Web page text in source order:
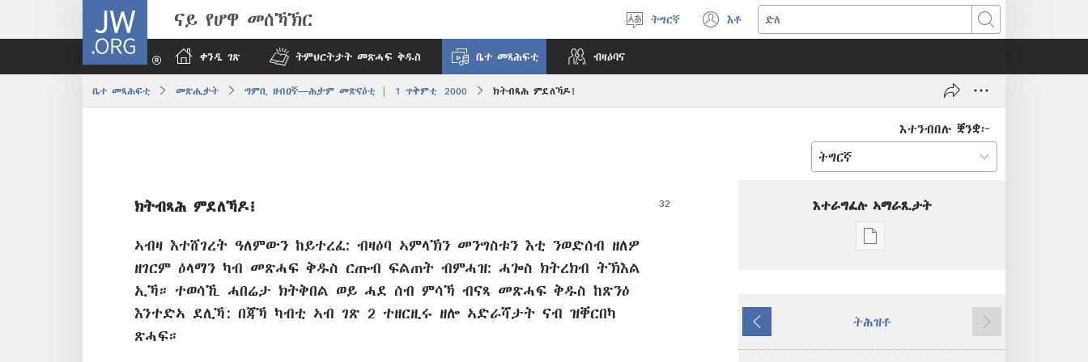
JW.ORG ናይ የሆዋ መሰኻኽር
ቋንቋ
ትግርኛ እቶ
(opens
ድለ
ቀንዲ ገጽ ትምህርትታት መጽሓፍ ቅዱስ ቤተ መጻሕፍቲ ብዛዕባና
ቤተ መጻሕፍቲ መጽሔታት ግምቢ ዘብዐኛ—ሕታም መጽናዕቲ | 1 ጥቅምቲ 2000 ክትብጻሕ ምደለኻዶ፧
እተንብበሉ ቛንቋ፦
ክትብጻሕ ምደለኻዶ፧
ኣብዛ እተሸገረት ዓለምውን ከይተረፈ: ብዛዕባ ኣምላኽን መንግስቱን እቲ ንወድሰብ ዘለዎ
ዘገርም ዕላማን ካብ መጽሓፍ ቅዱስ ርጡብ ፍልጠት ብምሓዝ: ሓጐስ ክትረክብ ትኽእል
ኢኻ። ተወሳኺ ሓበሬታ ክትቅበል ወይ ሓደ ሰብ ምሳኻ ብናጻ መጽሓፍ ቅዱስ ከጽንዕ
እንተ​ድኣ ደሊኻ: በጃኻ ካብቲ ኣብ ገጽ 2 ተዘርዚሩ ዘሎ ኣድራሻታት ናብ ዝቐርበካ
ጽሓፍ።
እተራግፈሉ ኣማራጺታት
ዲጂታዊ
ኣማራጺታት
ዝሓለፈ
ትሕዝቶ
ዚቕጽል